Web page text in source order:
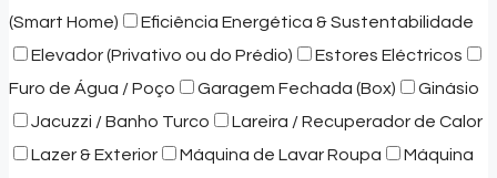
(Smart Home)
Eficiência Energética & Sustentabilidade
Elevador (Privativo ou do Prédio)
Estores Eléctricos
Furo de Água / Poço
Garagem Fechada (Box)
Ginásio
Jacuzzi / Banho Turco
Lareira / Recuperador de Calor
Lazer & Exterior
Máquina de Lavar Roupa
Máquina